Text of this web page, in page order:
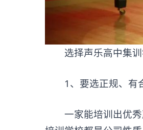
选择声乐高中集训
1、要选正规、有
一家能培训出优秀